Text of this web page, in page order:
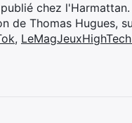
chez
de Thomas Hugues,
,